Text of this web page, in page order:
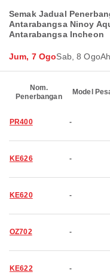
Semak Jadual
Antarabangsa Ninoy
Antarabangsa Incheon
Jum, 7 OgoSab, 8 Ogo
Nom.
Penerbangan
Model
PR400 -
KE626 -
KE620 -
OZ702 -
KE622 -